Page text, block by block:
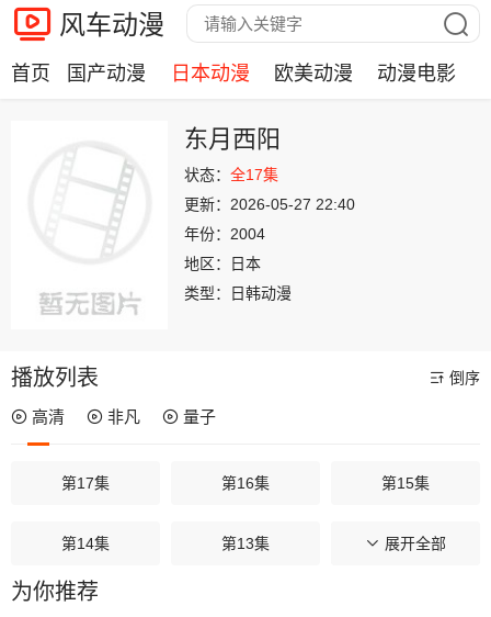
风车动漫
首页 国产动漫 日本动漫 欧美动漫 动漫电影
东月西阳
状态： 全17集
更新： 2026-05-27 22:40
年份： 2004
地区：
日本
类型：
日韩动漫
播放列表 倒序
高清 非凡 量子
第17集 第16集 第15集
第14集 第13集 第12集
第11集
展开全部
为你推荐